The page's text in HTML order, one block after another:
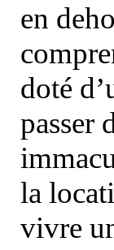
en
doté
passer
la
vivre